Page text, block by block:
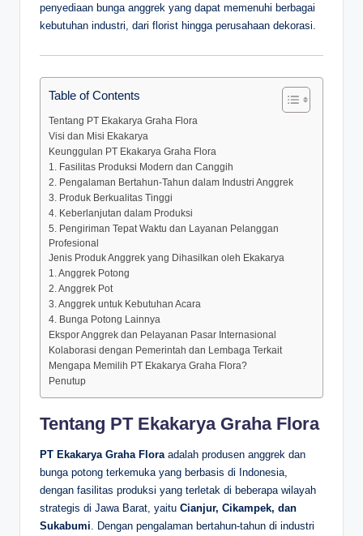
penyediaan bunga anggrek yang dapat memenuhi berbagai
kebutuhan industri, dari florist hingga perusahaan dekorasi.
Table of Contents
Tentang PT Ekakarya Graha Flora
Visi dan Misi Ekakarya
Keunggulan PT Ekakarya Graha Flora
1. Fasilitas Produksi Modern dan Canggih
2. Pengalaman Bertahun-Tahun dalam Industri Anggrek
3. Produk Berkualitas Tinggi
4. Keberlanjutan dalam Produksi
5. Pengiriman Tepat Waktu dan Layanan Pelanggan
Profesional
Jenis Produk Anggrek yang Dihasilkan oleh Ekakarya
1. Anggrek Potong
2. Anggrek Pot
3. Anggrek untuk Kebutuhan Acara
4. Bunga Potong Lainnya
Ekspor Anggrek dan Pelayanan Pasar Internasional
Kolaborasi dengan Pemerintah dan Lembaga Terkait
Mengapa Memilih PT Ekakarya Graha Flora?
Penutup
Tentang PT Ekakarya Graha Flora
PT Ekakarya Graha Flora adalah produsen anggrek dan
bunga potong terkemuka yang berbasis di Indonesia,
dengan fasilitas produksi yang terletak di beberapa wilayah
strategis di Jawa Barat, yaitu Cianjur, Cikampek, dan
Sukabumi . Dengan pengalaman bertahun-tahun di industri